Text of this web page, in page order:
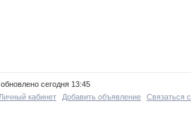
сегодня 13:45
Личный кабинет Добавить объявление Связаться